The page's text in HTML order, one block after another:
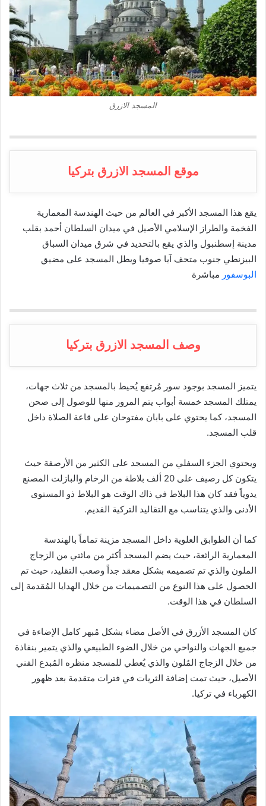
المسجد الازرق
موقع المسجد الازرق بتركيا
يقع هذا المسجد الأكبر في العالم من حيث الهندسة المعمارية
الفخمة والطراز الإسلامي الأصيل في ميدان السلطان أحمد بقلب
مدينة إسطنبول والذي يقع بالتحديد في شرق ميدان السباق
البيزنطي جنوب متحف آيا صوفيا ويطل المسجد على مضيق
البوسفور مباشرة
وصف المسجد الازرق بتركيا
يتميز المسجد بوجود سور مُرتفع يُحيط بالمسجد من ثلاث جهات،
يمتلك المسجد خمسة أبواب يتم المرور منها للوصول إلى صحن
المسجد، كما يحتوي على بابان مفتوحان على قاعة الصلاة داخل
قلب المسجد.
ويحتوي الجزء السفلي من المسجد على الكثير من الأرصفة حيث
يتكون كل رصيف على 20 ألف بلاطة من الرخام والبازلت المصنع
يدوياً فقد كان هذا البلاط في ذاك الوقت هو البلاط ذو المستوى
الأدنى والذي يتناسب مع التقاليد التركية القديم.
كما أن الطوابق العلوية داخل المسجد مزينة تماماً بالهندسة
المعمارية الرائعة، حيث يضم المسجد أكثر من مائتي من الزجاج
الملون والذي تم تصميمه بشكل معقد جداً وصعب التقليد، حيث تم
الحصول على هذا النوع من التصميمات من خلال الهدايا المُقدمة إلى
السلطان في هذا الوقت.
كان المسجد الأزرق في الأصل مضاء بشكل مُبهر كامل الإضاءة في
جميع الجهات والنواحي من خلال الضوء الطبيعي والذي يتمير بنفاذة
من خلال الزجاج المُلون والذي يُعطي للمسجد منظره المُبدع الفني
الأصيل، حيث تمت إضافة الثريات في فترات متقدمة بعد ظهور
الكهرباء في تركيا.